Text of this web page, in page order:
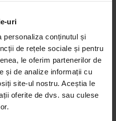
uri
personaliza conținutul și
de rețele sociale și pentru
le oferim partenerilor de
și de analize informații cu
site-ul nostru. Aceștia le
oferite de dvs. sau culese
ta de top pentru bijuterii
cu măiestrie și pasiune.
în realizarea celor
aur, argint și pietre